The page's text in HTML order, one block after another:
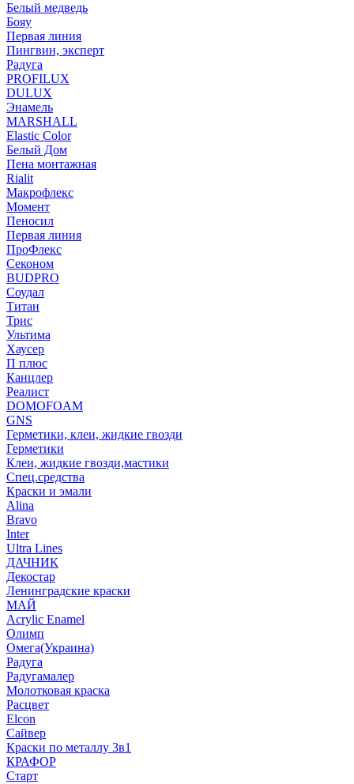
Белый медведь
Бояу
Первая линия
Пингвин, эксперт
Радуга
PROFILUX
DULUX
Энамель
MARSHALL
Elastic Color
Белый Дом
Пена монтажная
Rialit
Макрофлекс
Момент
Пеносил
Первая линия
ПроФлекс
Секоном
BUDPRO
Соудал
Титан
Трис
Ультима
Хаусер
П плюс
Канцлер
Реалист
DOMOFOAM
GNS
Герметики, клеи, жидкие гвозди
Герметики
Клеи, жидкие гвозди,мастики
Спец.средства
Краски и эмали
Alina
Bravo
Inter
Ultra Lines
ДАЧНИК
Декостар
Ленинградские краски
МАЙ
Acrylic Enamel
Олимп
Омега(Украина)
Радуга
Радугамалер
Молотковая краска
Расцвет
Elcon
Сайвер
Краски по металлу 3в1
КРАФОР
Старт